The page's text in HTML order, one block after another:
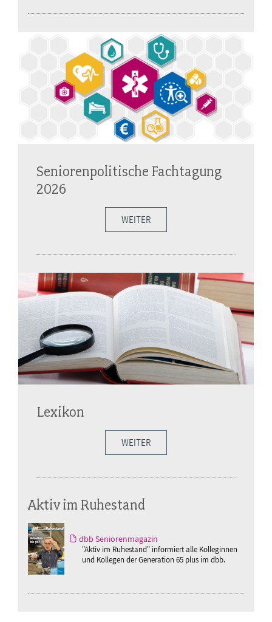
Seniorenpolitische Fachtagung
2026
WEITER
Lexikon
WEITER
Aktiv im Ruhestand
dbb Seniorenmagazin
"Aktiv im Ruhestand" informiert alle Kolleginnen
und Kollegen der Generation 65 plus im dbb.